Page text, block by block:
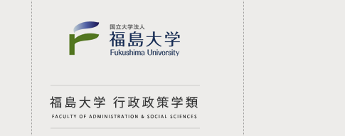
福島大学 行政政策学類